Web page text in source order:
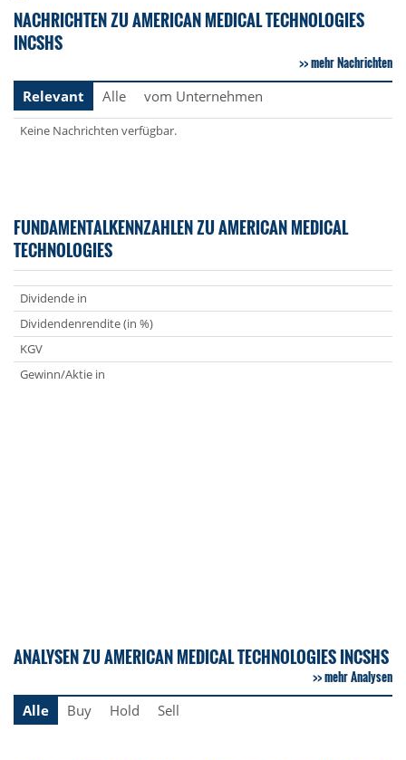
NACHRICHTEN ZU AMERICAN MEDICAL TECHNOLOGIES
INCSHS
mehr Nachrichten
Relevant
Alle vom Unternehmen
Keine Nachrichten verfügbar.
FUNDAMENTALKENNZAHLEN ZU AMERICAN MEDICAL
TECHNOLOGIES
Dividende in
Dividendenrendite (in %)
KGV
Gewinn/Aktie in
ANALYSEN ZU AMERICAN MEDICAL TECHNOLOGIES INCSHS
mehr Analysen
Alle
Buy Hold Sell